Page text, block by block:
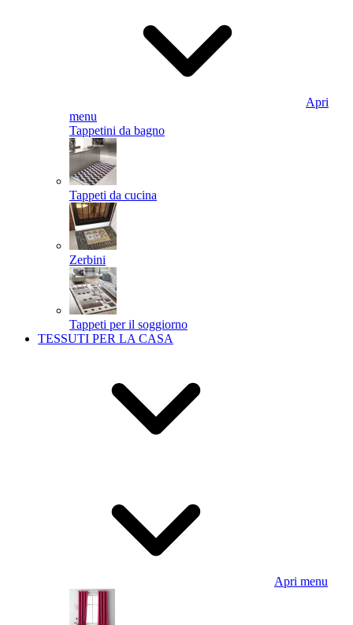
Apri
menu
Tappetini da bagno
Tappeti da cucina
Zerbini
Tappeti per il soggiorno
TESSUTI PER LA CASA
Apri menu